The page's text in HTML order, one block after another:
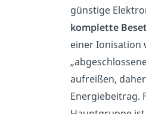
günstige
komplette
einer Ionisation
aufreißen,
Energiebeitrag.